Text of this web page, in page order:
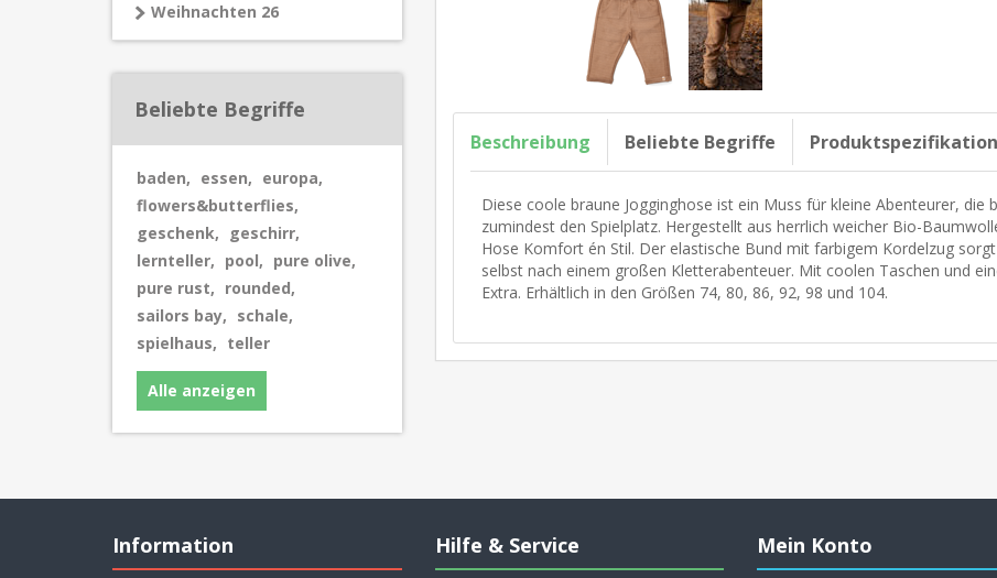
Weihnachten 26
Beliebte Begriffe
baden, essen, europa,
flowers&butterflies,
geschenk, geschirr,
lernteller, pool, pure olive,
pure rust, rounded,
sailors bay, schale,
spielhaus, teller
Alle anzeigen
Beschreibung Beliebte Begriffe Produktspezifikation
Diese coole braune Jogginghose ist ein Muss für kleine Abenteurer,
zumindest den Spielplatz. Hergestellt aus herrlich weicher Bio-
Hose Komfort én Stil. Der elastische Bund mit farbigem Kordelzug
selbst nach einem großen Kletterabenteuer. Mit coolen Taschen und
Extra. Erhältlich in den Größen 74, 80, 86, 92, 98 und 104.
Information Hilfe & Service Mein Konto